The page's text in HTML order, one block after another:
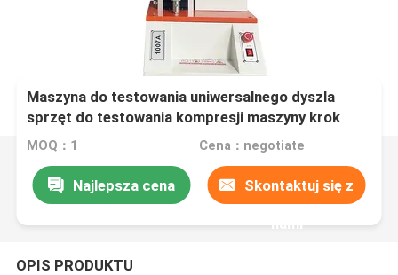
Maszyna do testowania uniwersalnego dyszla
sprzęt do testowania kompresji maszyny krok
silnik zaawansowany 2KN Siła pojemności
MOQ：1 Cena：negotiate
Najlepsza cena Skontaktuj się z
nami
OPIS PRODUKTU